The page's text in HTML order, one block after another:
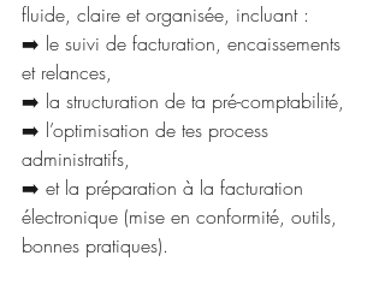
fluide, claire et organisée, incluant :
➡️ le suivi de facturation, encaissements
et relances,
➡️ la structuration de ta pré-comptabilité,
➡️ l’optimisation de tes process
administratifs,
➡️ et la préparation à la facturation
électronique (mise en conformité, outils,
bonnes pratiques).